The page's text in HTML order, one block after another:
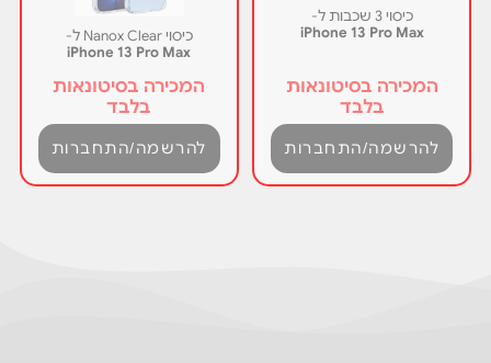
כיסוי 3 שכבות ל-
iPhone 13 Pro Max
המכירה בסיטונאות
בלבד
להרשמה/התחברות
כיסוי Nanox Clear ל-
iPhone 13 Pro Max
המכירה בסיטונאות
בלבד
להרשמה/התחברות